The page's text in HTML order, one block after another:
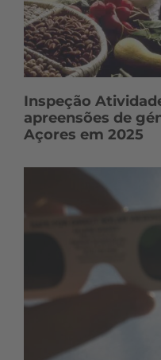
Inspeção
apreensões de
Açores em 2025